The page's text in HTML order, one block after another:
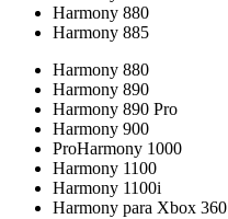
Harmony 880
Harmony 885
Harmony 880
Harmony 890
Harmony 890 Pro
Harmony 900
ProHarmony 1000
Harmony 1100
Harmony 1100i
Harmony para Xbox 360